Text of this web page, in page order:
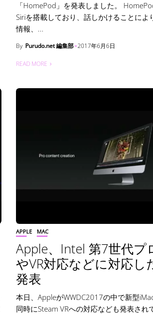
「HomePod」を発表しました。
Siriを搭載しており、話しかけることによ
情報、...
By Purudo.net 編集部 2017年6月6日
READ MORE
APPLE MAC
Apple、Intel 第7世代プ
やVR対応などに対応し
発表
本日、AppleがWWDC2017の中で新型
同時にSteam VRへの対応なども発表され